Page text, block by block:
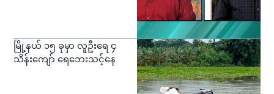
မြို့နယ် ၁၅ ခုမှာ လူဦးရေ ၄
သိန်းကျော် ရေဘေးသင့်နေ